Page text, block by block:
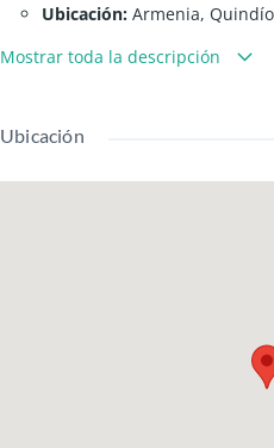
Ubicación: Armenia,
Número de habitaciones:
Sala/comedor:
Balcón/Terraza:Si, vista
Cerrado
24 horas,
Mostrar toda la descripción
Ubicación